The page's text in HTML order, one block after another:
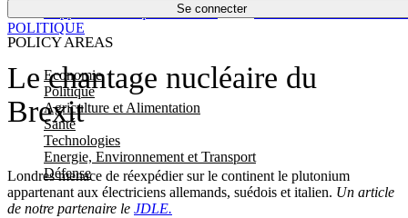
Se connecter
POLICY AREAS
Economie
Politique
Agriculture et Alimentation
Santé
Technologies
Energie, Environnement et Transport
Défense
Économie
Le chantage nucléaire du
Brexit
Londres menace de réexpédier sur le continent le plutonium
appartenant aux électriciens allemands, suédois et italien. Un article
de notre partenaire le JDLE.
POLITIQUE